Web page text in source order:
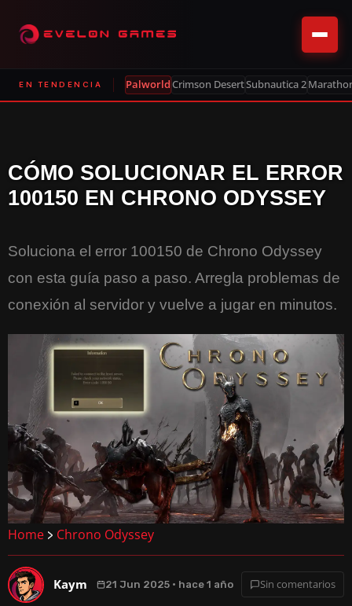
EN TENDENCIA PalworldCrimson DesertSubnautica 2
CÓMO SOLUCIONAR EL ERROR
100150 EN CHRONO ODYSSEY
Soluciona el error 100150 de Chrono Odyssey
con esta guía paso a paso. Arregla problemas de
conexión al servidor y vuelve a jugar en minutos.
Home > Chrono Odyssey
Kaym 21 Jun 2025 · hace 1 año Sin comentarios